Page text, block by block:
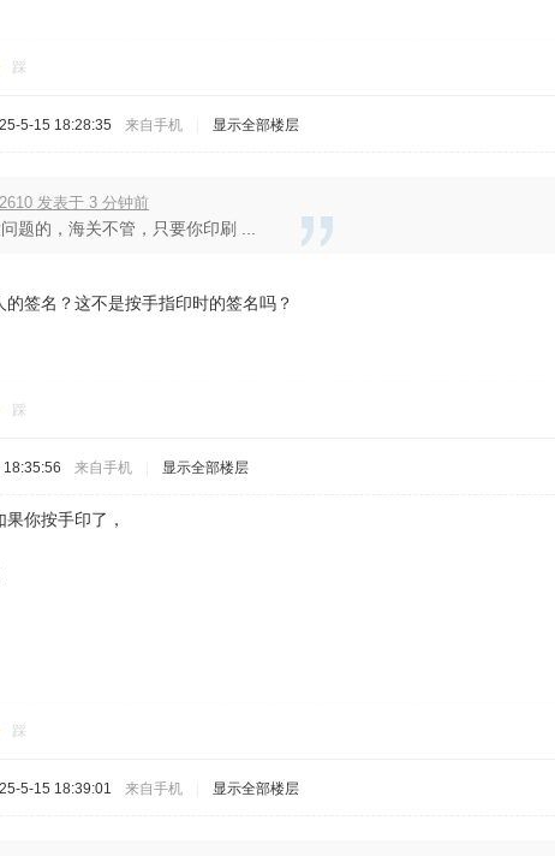
踩
5-15 18:28:35 来自手机 显示全部楼层
发表于 3 分钟前
题的，海关不管，只要你印刷 ...
签名？这不是按手指印时的签名吗？
踩
来自手机 显示全部楼层
你按手印了，
踩
5-15 18:39:01 来自手机 显示全部楼层